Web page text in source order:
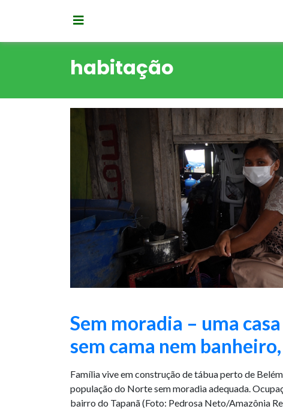
habitação
Sem moradia – uma
sem cama nem
Família vive em construção de tábua perto de
população do Norte sem moradia adequada.
bairro do Tapanã (Foto: Pedrosa Neto/Amazônia